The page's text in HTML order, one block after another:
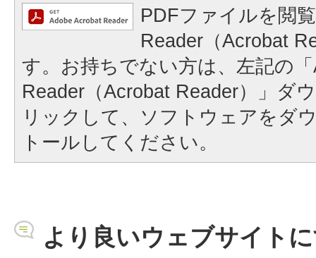
PDFファイルを閲
Reader（Acrobat
す。お持ちでない方は、左記の
Reader（Acrobat Reader）」ダ
リックして、ソフトウェアをダ
トールしてください。
より良いウェブサイト